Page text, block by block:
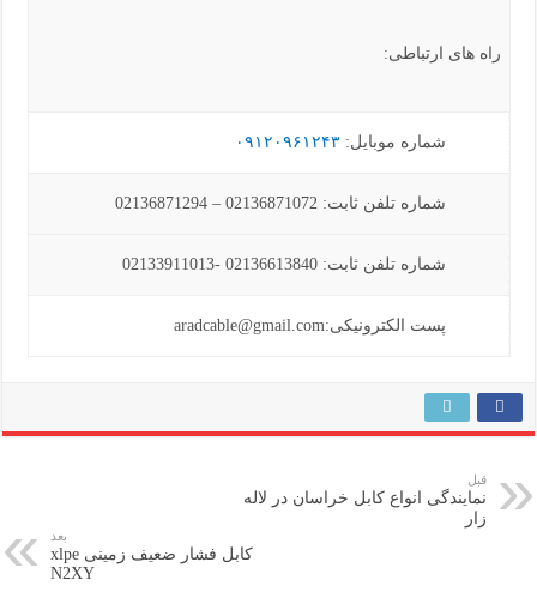
راه های ارتباطی:
شماره موبایل: ۰۹۱۲۰۹۶۱۲۴۳
شماره تلفن ثابت: 02136871072 – 02136871294
شماره تلفن ثابت: 02136613840 -02133911013
پست الکترونیکی:aradcable@gmail.com
قبل
نمایندگی انواع کابل خراسان در لاله
زار
بعد
کابل فشار ضعیف زمینی xlpe
N2XY